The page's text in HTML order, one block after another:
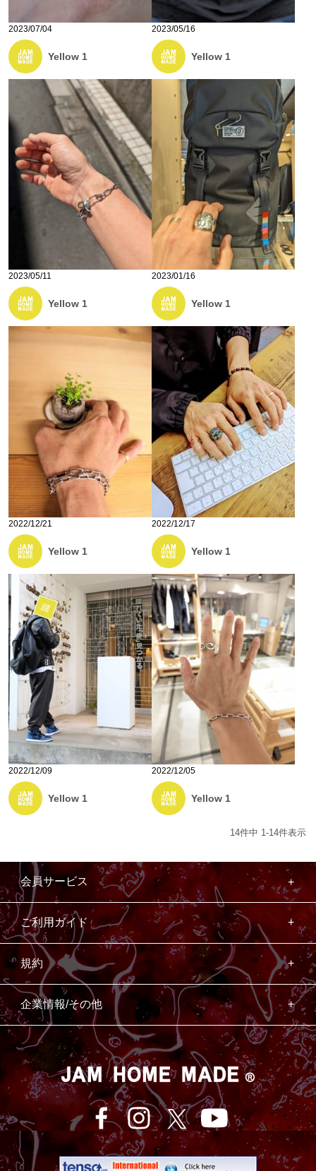
2023/07/04
Yellow 1
2023/05/16
Yellow 1
2023/05/11
Yellow 1
2023/01/16
Yellow 1
2022/12/21
Yellow 1
2022/12/17
Yellow 1
2022/12/09
Yellow 1
2022/12/05
Yellow 1
14件中 1-14件表示
会員サービス
ご利用ガイド
規約
企業情報/その他